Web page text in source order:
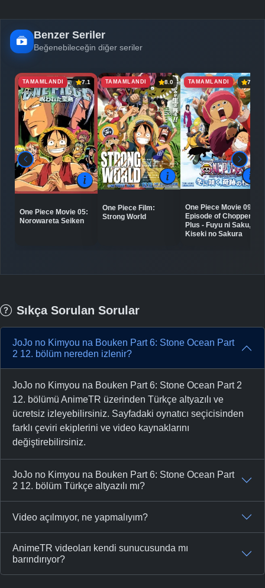
Benzer Seriler
Beğenebileceğin diğer seriler
TAMAMLANDI 7.1
One Piece Movie 05:
Norowareta Seiken
TAMAMLANDI 8.0
One Piece Film:
Strong World
TAMAMLANDI 7.4
One Piece Movie 09:
Episode of Chopper
Plus - Fuyu ni Saku,
Kiseki no Sakura
Sıkça Sorulan Sorular
JoJo no Kimyou na Bouken Part 6: Stone Ocean Part
2 12. bölüm nereden izlenir?
JoJo no Kimyou na Bouken Part 6: Stone Ocean Part 2
12. bölümü AnimeTR üzerinden Türkçe altyazılı ve
ücretsiz izleyebilirsiniz. Sayfadaki oynatıcı seçicisinden
farklı çeviri ekiplerini ve video kaynaklarını
değiştirebilirsiniz.
JoJo no Kimyou na Bouken Part 6: Stone Ocean Part
2 12. bölüm Türkçe altyazılı mı?
Video açılmıyor, ne yapmalıyım?
AnimeTR videoları kendi sunucusunda mı
barındırıyor?